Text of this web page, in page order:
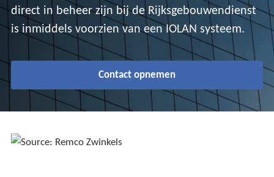
direct in beheer zijn bij de Rijksgebouwendienst
is inmiddels voorzien van een IOLAN systeem.
Contact opnemen